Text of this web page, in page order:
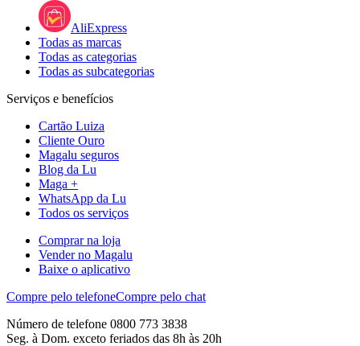
AliExpress
Todas as marcas
Todas as categorias
Todas as subcategorias
Serviços e benefícios
Cartão Luiza
Cliente Ouro
Magalu seguros
Blog da Lu
Maga +
WhatsApp da Lu
Todos os serviços
Comprar na loja
Vender no Magalu
Baixe o aplicativo
Compre pelo telefoneCompre pelo chat
Número de telefone 0800 773 3838
Seg. à Dom. exceto feriados das 8h às 20h